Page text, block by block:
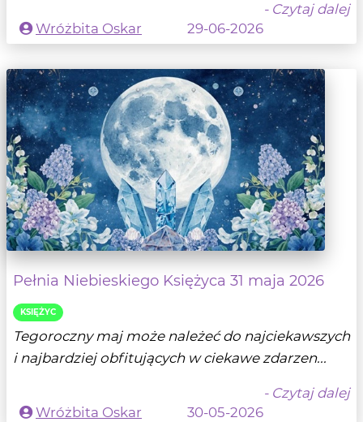
- Czytaj dalej
Wróżbita Oskar
29-06-2026
Pełnia Niebieskiego Księżyca 31 maja 2026
KSIĘŻYC
Tegoroczny maj może należeć do najciekawszych
i najbardziej obfitujących w ciekawe zdarzen...
- Czytaj dalej
Wróżbita Oskar
30-05-2026